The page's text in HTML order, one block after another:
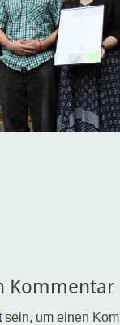
Kommentar
sein, um einen